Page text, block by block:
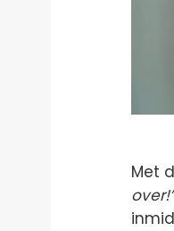
Met
over!”